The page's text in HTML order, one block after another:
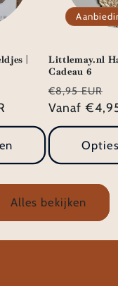
|
Littlemay.nl
Cadeau 6
Normale
prijs
€8,95 EUR
Vanaf
Alles bekijken